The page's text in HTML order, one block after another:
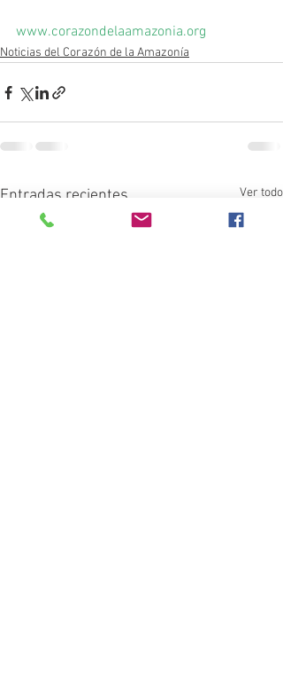
www.corazondelaamazonia.org
Noticias del Corazón de la Amazonía
Entradas recientes Ver todo